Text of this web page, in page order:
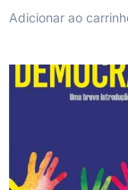
Adicionar ao